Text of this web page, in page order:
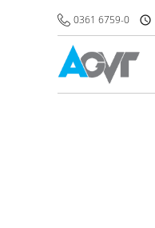
0361 6759-0